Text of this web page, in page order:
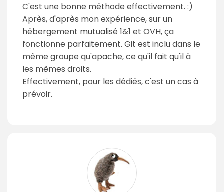
C'est une bonne méthode effectivement. :)
Après, d'après mon expérience, sur un
hébergement mutualisé 1&1 et OVH, ça
fonctionne parfaitement. Git est inclu dans le
même groupe qu'apache, ce qu'il fait qu'il à
les mêmes droits.
Effectivement, pour les dédiés, c'est un cas à
prévoir.